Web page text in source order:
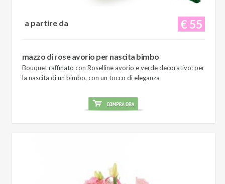
€ 55
a partire da
mazzo di rose avorio per nascita bimbo
Bouquet raffinato con Roselline avorio e verde decorativo: per
la nascita di un bimbo, con un tocco di eleganza